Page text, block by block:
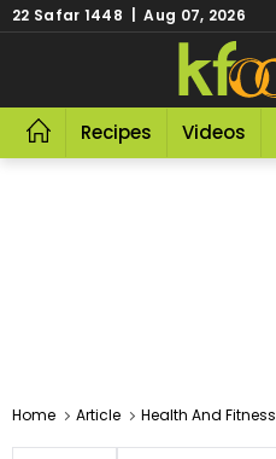
22 Safar 1448 | Aug 07, 2026
Recipes Videos
Home Article Health And Fitness